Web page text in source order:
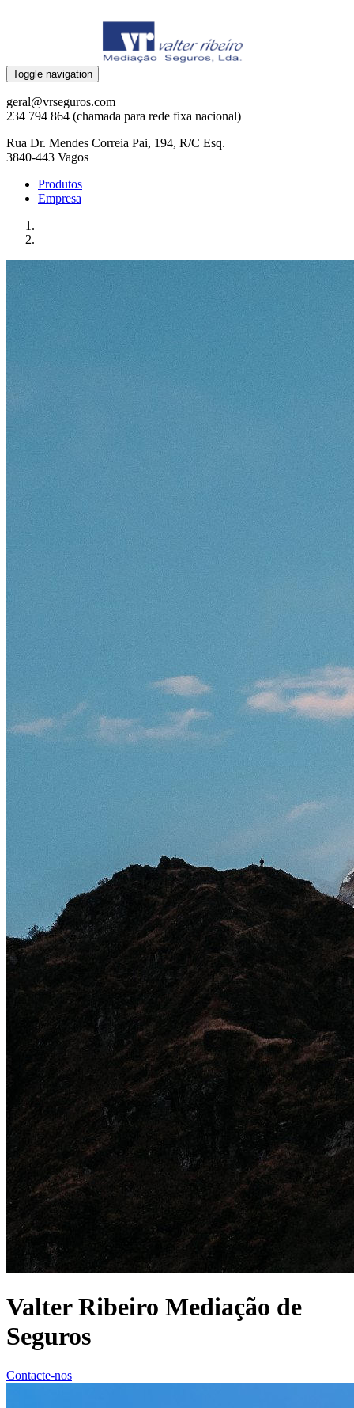
Toggle navigation
geral@vrseguros.com
234 794 864 (chamada para rede fixa nacional)
Rua Dr. Mendes Correia Pai, 194, R/C Esq.
3840-443 Vagos
Produtos
Empresa
Valter Ribeiro Mediação de
Seguros
Contacte-nos